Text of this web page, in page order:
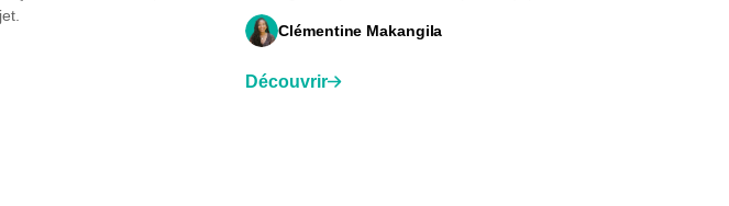
Clémentine Makangila
Découvrir